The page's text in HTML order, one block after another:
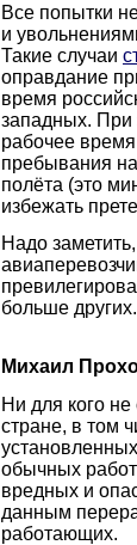
Все попытки
и
Такие случаи
оправдание
время
западных. При
рабочее
пребывания
полёта (это
избежать
Надо
больше других.
Михаил
Ни для кого не
стране, в том
обычных
вредных и
данным
работающих.